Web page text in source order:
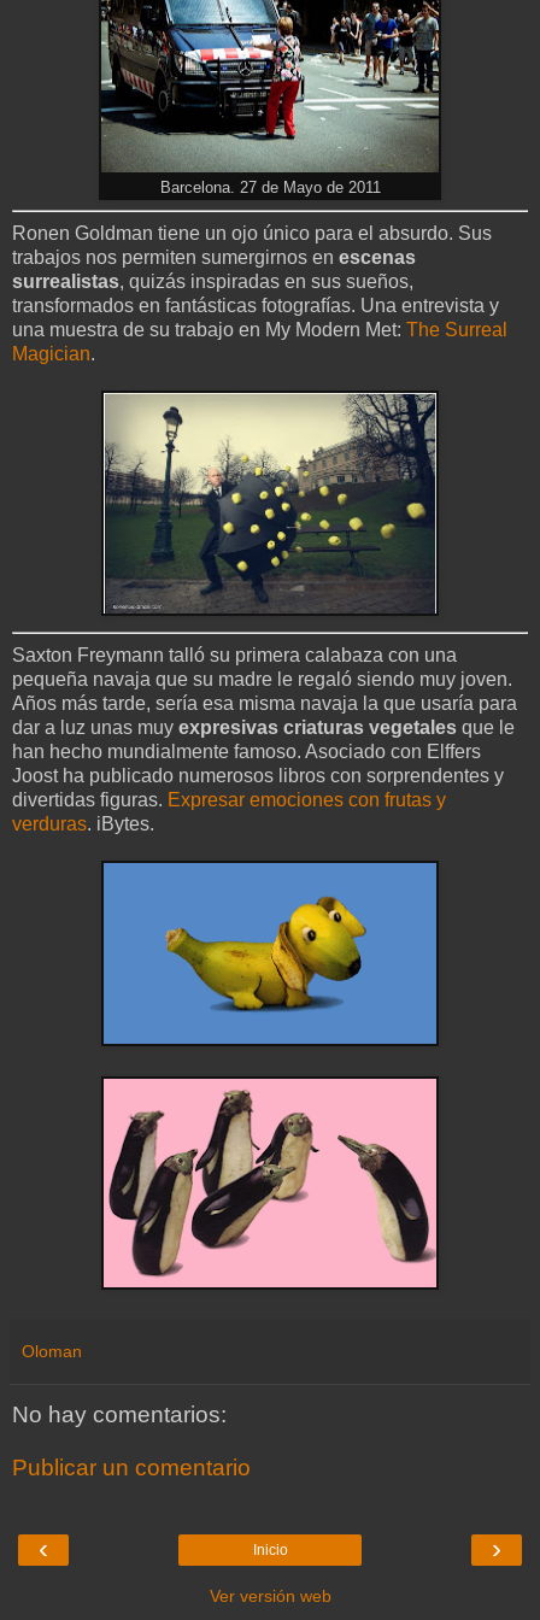
Barcelona. 27 de Mayo de 2011
Ronen Goldman tiene un ojo único para el absurdo. Sus
trabajos nos permiten sumergirnos en escenas
surrealistas, quizás inspiradas en sus sueños,
transformados en fantásticas fotografías. Una entrevista y
una muestra de su trabajo en My Modern Met: The Surreal
Magician.
Saxton Freymann talló su primera calabaza con una
pequeña navaja que su madre le regaló siendo muy joven.
Años más tarde, sería esa misma navaja la que usaría para
dar a luz unas muy expresivas criaturas vegetales que le
han hecho mundialmente famoso. Asociado con Elffers
Joost ha publicado numerosos libros con sorprendentes y
divertidas figuras. Expresar emociones con frutas y
verduras. iBytes.
Oloman
No hay comentarios:
Publicar un comentario
‹ ›
Inicio
Ver versión web